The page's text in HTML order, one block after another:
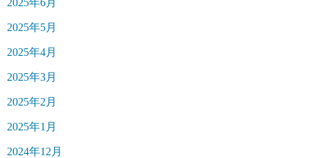
2025年6月
2025年5月
2025年4月
2025年3月
2025年2月
2025年1月
2024年12月